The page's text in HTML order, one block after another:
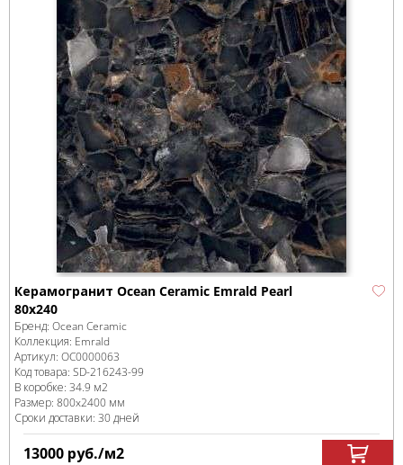
Керамогранит Ocean Ceramic Emrald Pearl
80x240
Бренд: Ocean Ceramic
Коллекция: Emrald
Артикул: OC0000063
Код товара: SD-216243-99
В коробке: 34.9 м2
Размер: 800x2400 мм
Сроки доставки: 30 дней
13000 руб./м2